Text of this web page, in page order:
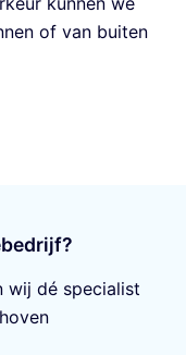
of van buiten
wij dé specialist